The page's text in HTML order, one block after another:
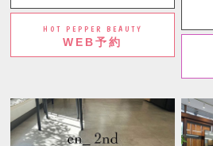
HOT PEPPER BEAUTY
WEB予約